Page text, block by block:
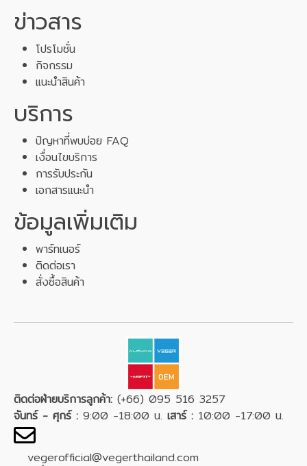
ข่าวสาร
โปรโมชั่น
กิจกรรม
แนะนำสินค้า
บริการ
ปัญหาที่พบบ่อย FAQ
เงื่อนไขบริการ
การรับประกัน
เอกสารแนะนำ
ข้อมูลเพิ่มเติม
พาร์ทเนอร์
ติดต่อเรา
สั่งซื้อสินค้า
ติดต่อฝ่ายบริการลูกค้า: (+66) 095 516 3257
จันทร์ - ศุกร์ : 9:00 -18:00 น. เสาร์ : 10:00 -17:00 น.
vegerofficial@vegerthailand.com